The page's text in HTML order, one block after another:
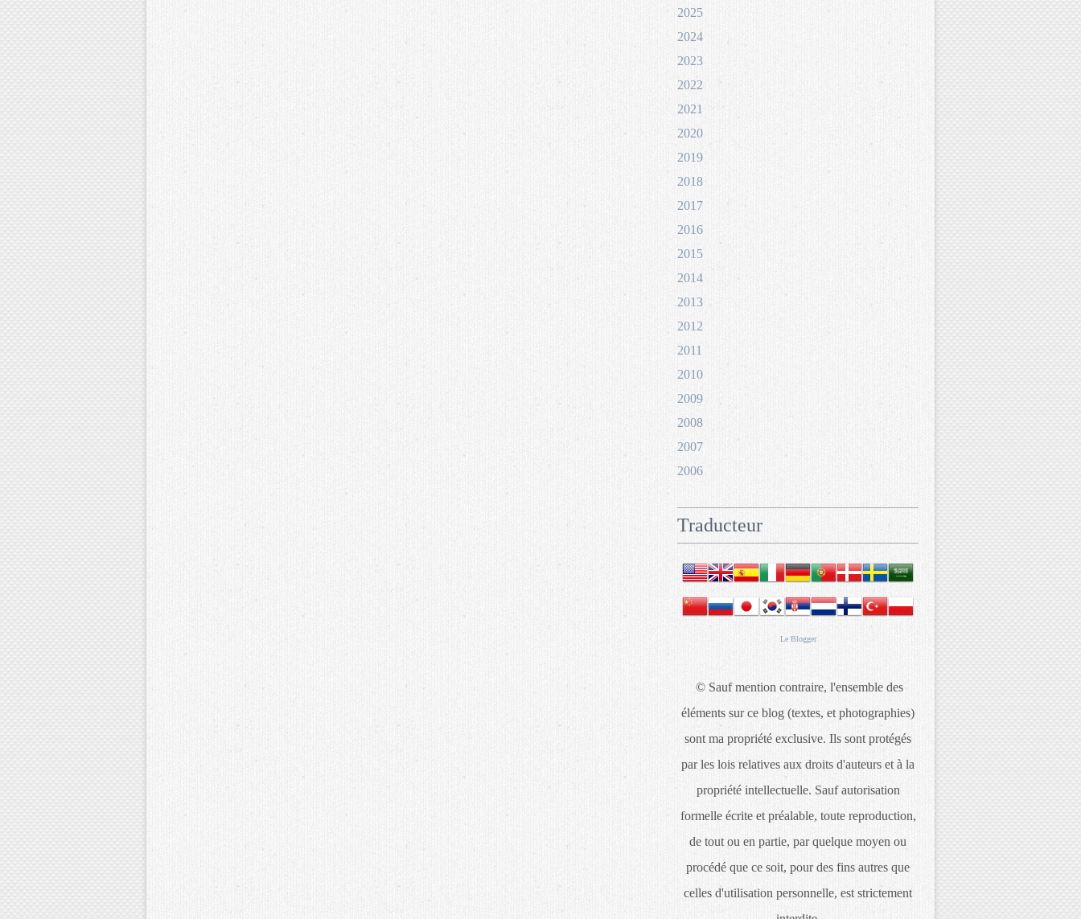
2025
2024
2023
2022
2021
2020
2019
2018
2017
2016
2015
2014
2013
2012
2011
2010
2009
2008
2007
2006
Traducteur
Le Blogger
© Sauf mention contraire, l'ensemble des
éléments sur ce blog (textes, et photographies)
sont ma propriété exclusive. Ils sont protégés
par les lois relatives aux droits d'auteurs et à la
propriété intellectuelle. Sauf autorisation
formelle écrite et préalable, toute reproduction,
de tout ou en partie, par quelque moyen ou
procédé que ce soit, pour des fins autres que
celles d'utilisation personnelle, est strictement